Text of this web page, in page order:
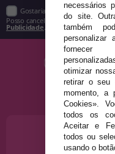
Gostaria de receber
Posso cancelar a inscrição a
Publicidade
necessários
do site.
também
personalizar
fornecer
otimizar
retirar o seu
momento, a
Cookies».
todos os
Aceitar e
todos ou
usando o